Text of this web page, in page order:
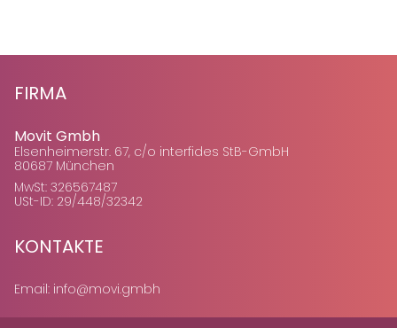
FIRMA
Movit Gmbh
Elsenheimerstr. 67, c/o interfides StB-GmbH
80687 München
MwSt: 326567487
USt-ID: 29/448/32342
KONTAKTE
Email: info@movi.gmbh